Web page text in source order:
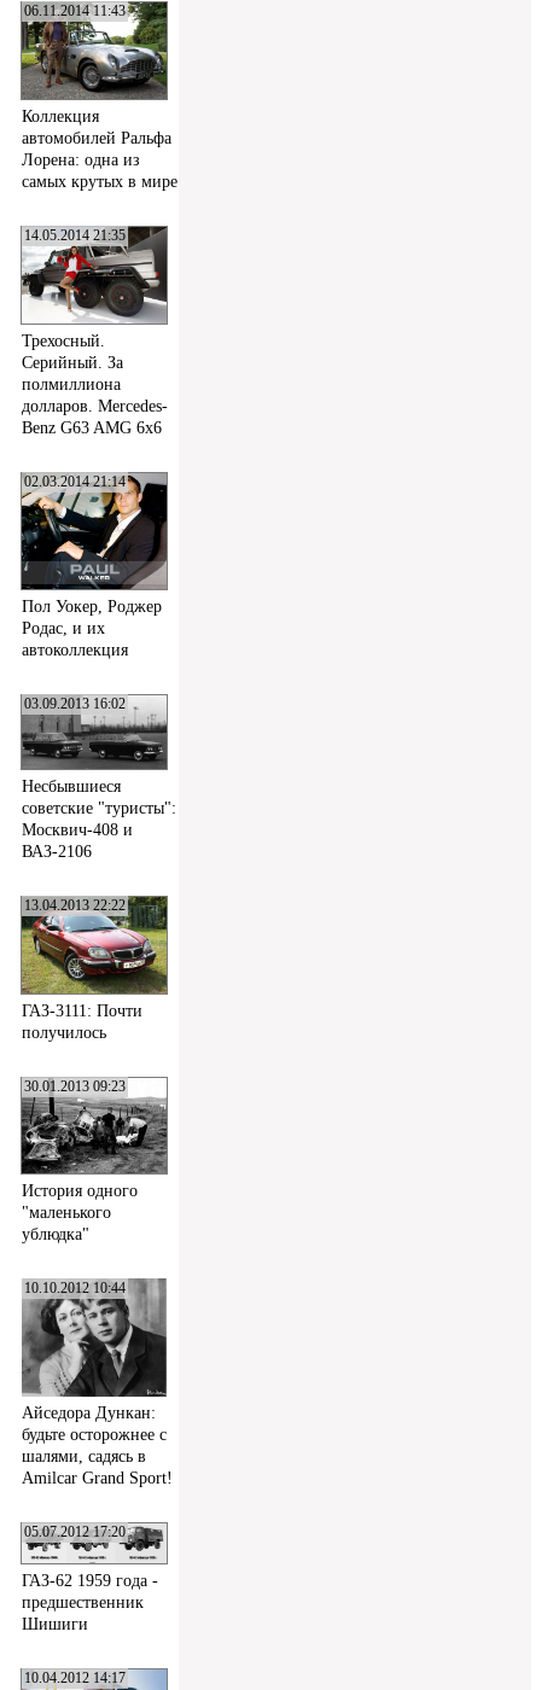
06.11.2014 11:43
Коллекция
автомобилей Ральфа
Лорена: одна из
самых крутых в мире
14.05.2014 21:35
Трехосный.
Серийный. За
полмиллиона
долларов. Mercedes-
Benz G63 AMG 6x6
02.03.2014 21:14
Пол Уокер, Роджер
Родас, и их
автоколлекция
03.09.2013 16:02
Несбывшиеся
советские "туристы":
Москвич-408 и
ВАЗ-2106
13.04.2013 22:22
ГАЗ-3111: Почти
получилось
30.01.2013 09:23
История одного
"маленького
ублюдка"
10.10.2012 10:44
Айседора Дункан:
будьте осторожнее с
шалями, садясь в
Amilcar Grand Sport!
05.07.2012 17:20
ГАЗ-62 1959 года -
предшественник
Шишиги
10.04.2012 14:17